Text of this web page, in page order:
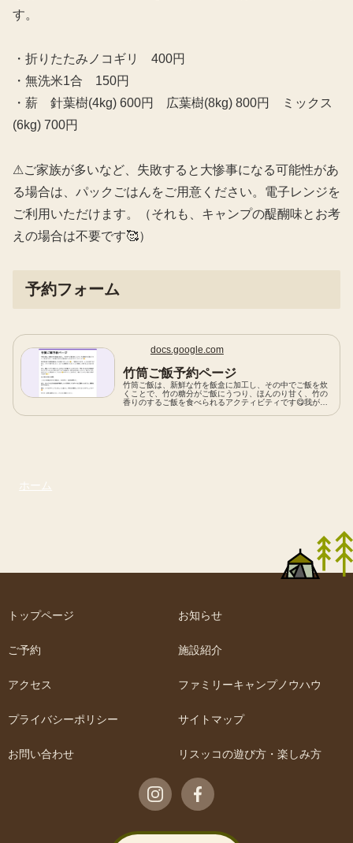
す。
・折りたたみノコギリ 400円
・無洗米1合 150円
・薪 針葉樹(4kg) 600円 広葉樹(8kg) 800円 ミックス
(6kg) 700円
⚠ご家族が多いなど、失敗すると大惨事になる可能性があ
る場合は、パックごはんをご用意ください。電子レンジを
ご利用いただけます。（それも、キャンプの醍醐味とお考
えの場合は不要です🥰）
予約フォーム
竹筒ご飯予約ページ
竹筒ご飯は、新鮮な竹を飯盒に加工し、その中でご飯を炊
くことで、竹の糖分がご飯にうつり、ほんのり甘く、竹の
香りのするご飯を食べられるアクティビティです😋我が家
docs.google.com
ホーム
トップページ お知らせ
ご予約 施設紹介
アクセス ファミリーキャンプノウハウ
プライバシーポリシー サイトマップ
お問い合わせ リスッコの遊び方・楽しみ方